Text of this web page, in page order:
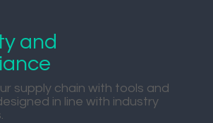
and
supply chain with tools and
in line with industry